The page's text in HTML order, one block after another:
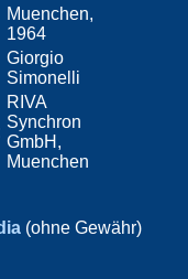
Muenchen,
1964
Giorgio
Simonelli
RIVA
Synchron
GmbH,
Muenchen
(ohne Gewähr)